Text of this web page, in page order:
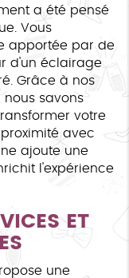
a été pensé
Vous
apportée par de
d'un éclairage
Grâce à nos
nous savons
votre
avec
ajoute une
l'expérience
ET
une